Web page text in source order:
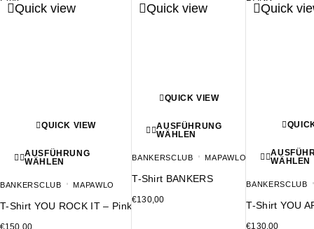
Quick view
QUICK VIEW
AUSFÜHRUNG
WÄHLEN
BANKERSCLUB MAPAWLO
T-Shirt YOU ROCK IT – Pink
€150,00
Quick view
QUICK VIEW
AUSFÜHRUNG
WÄHLEN
BANKERSCLUB MAPAWLO
T-Shirt BANKERS
€130,00
Quick
WÄHLEN
BANKERSCLUB
T-Shirt YOU
€130,00